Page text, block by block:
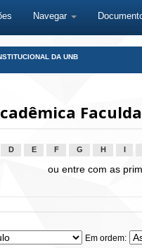
Navegar
DA UNB
D E F G H
ou entre com as
Em ordem: